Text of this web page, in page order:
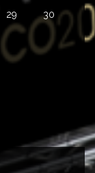
29 30